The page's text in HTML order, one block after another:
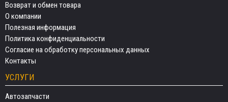
Возврат и обмен товара
О компании
Полезная информация
Политика конфиденциальности
Согласие на обработку персональных данных
Контакты
УСЛУГИ
Автозапчасти